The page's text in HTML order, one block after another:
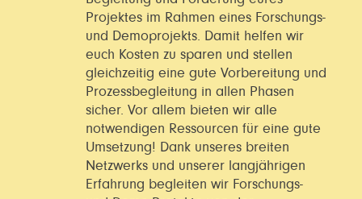
Projektes im Rahmen eines Forschungs-
und Demoprojekts. Damit helfen wir
euch Kosten zu sparen und stellen
gleichzeitig eine gute Vorbereitung und
Prozessbegleitung in allen Phasen
sicher. Vor allem bieten wir alle
notwendigen Ressourcen für eine gute
Umsetzung! Dank unseres breiten
Netzwerks und unserer langjährigen
Erfahrung begleiten wir Forschungs-